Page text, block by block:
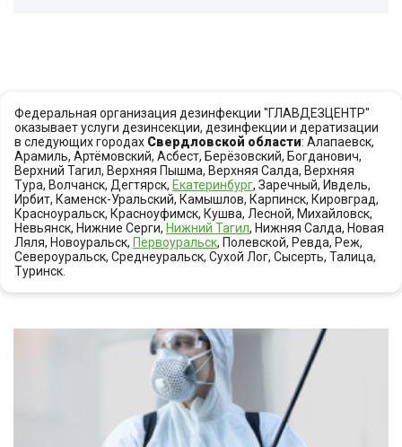
Федеральная организация дезинфекции "ГЛАВДЕЗЦЕНТР"
оказывает услуги дезинсекции, дезинфекции и дератизации
в следующих городах Свердловской области: Алапаевск,
Арамиль, Артёмовский, Асбест, Берёзовский, Богданович,
Верхний Тагил, Верхняя Пышма, Верхняя Салда, Верхняя
Тура, Волчанск, Дегтярск, Екатеринбург, Заречный, Ивдель,
Ирбит, Каменск-Уральский, Камышлов, Карпинск, Кировград,
Красноуральск, Красноуфимск, Кушва, Лесной, Михайловск,
Невьянск, Нижние Серги, Нижний Тагил, Нижняя Салда, Новая
Ляля, Новоуральск, Первоуральск, Полевской, Ревда, Реж,
Североуральск, Среднеуральск, Сухой Лог, Сысерть, Талица,
Туринск.